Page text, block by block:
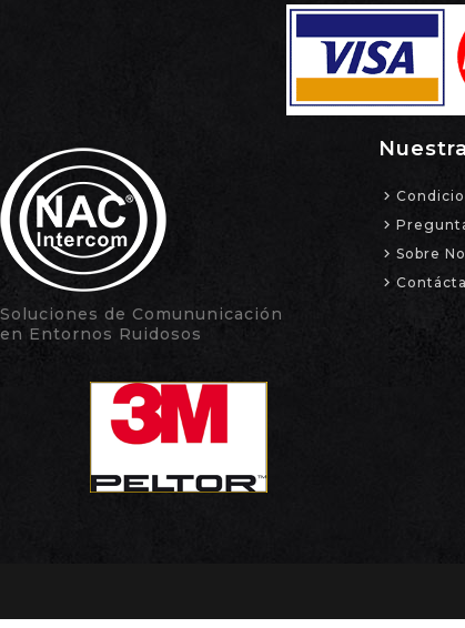
Soluciones de Comununicación
en Entornos Ruidosos
Sobre